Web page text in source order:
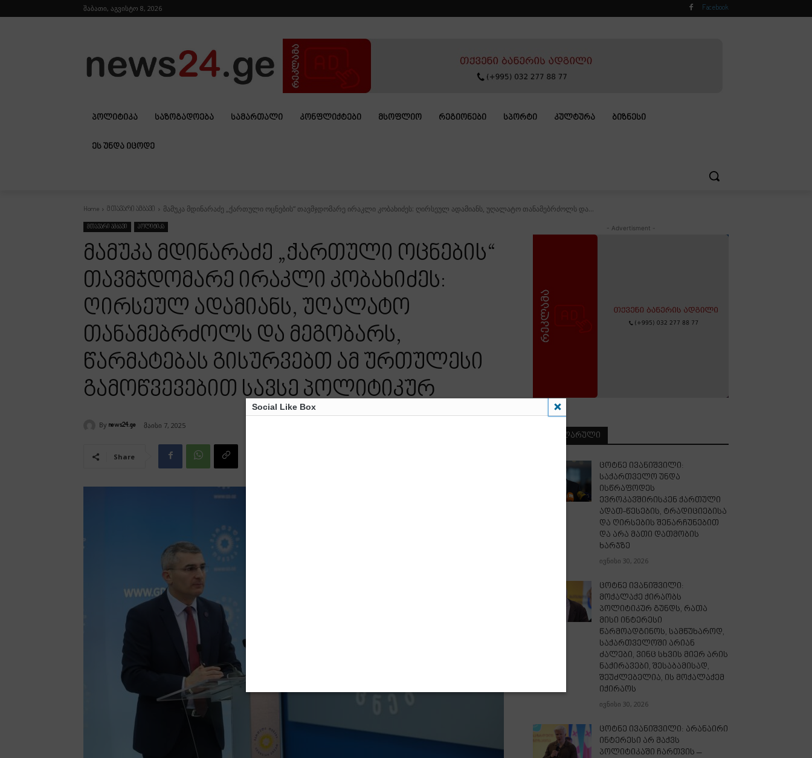
შაბათი, აგვისტო 8, 2026 Facebook
ᲞᲝᲚᲘᲢᲘᲙᲐ ᲡᲐᲖᲝᲒᲐᲓᲝᲔᲑᲐ ᲡᲐᲛᲐᲠᲗᲐᲚᲘ ᲙᲝᲜᲤᲚᲘᲥᲢᲔᲑᲘ ᲛᲡᲝᲤᲚᲘᲝ ᲠᲔᲒᲘᲝᲜᲔᲑᲘ ᲡᲞᲝᲠᲢᲘ ᲙᲣᲚᲢᲣᲠᲐ ᲑᲘᲖᲜᲔᲡᲘ
ᲔᲡ ᲣᲜᲓᲐ ᲘᲪᲝᲓᲔ
Home მთავარი ამბავი მამუკა მდინარაძე „ქართული ოცნების“ თავმჯდომარე ირაკლი კობახიძეს: ღირსეულ ადამიანს, უღალატო თანამებრძოლს და...
მთავარი ამბავი პოლიტიკა
მამუკა მდინარაძე „ქართული ოცნების“
თავმჯდომარე ირაკლი კობახიძეს:
ღირსეულ ადამიანს, უღალატო
თანამებრძოლს და მეგობარს,
წარმატებას გისურვებთ ამ ურთულესი
გამოწვევებით სავსე პოლიტიკურ
By news24.ge მაისი 7, 2025
Share
- Advertisment -
ᲞᲝᲞᲣᲚᲐᲠᲣᲚᲘ
ცოტნე ივანიშვილი:
საქართველო უნდა
ისწრაფოდეს
ევროკავშირისკენ ქართული
ადათ-წესების, ტრადიციებისა
და ღირსების შენარჩუნებით
და არა მათი დათმობის
ხარჯზე
ივნისი 30, 2026
ცოტნე ივანიშვილი:
მოქალაქე ქირაობს
პოლიტიკურ გუნდს, რათა
მისი ინტერესი
წარმოადგინოს, სამწუხაროდ,
საქართველოში არიან
ძალები, ვინც სხვის მიერ არის
ნაქირავები, შესაბამისად,
შეუძლებელია, ის მოქალაქემ
იქირაოს
ივნისი 30, 2026
ცოტნე ივანიშვილი: არანაირი
ინტერესი არ მაქვს
პოლიტიკაში ჩართვის –
Social Like Box